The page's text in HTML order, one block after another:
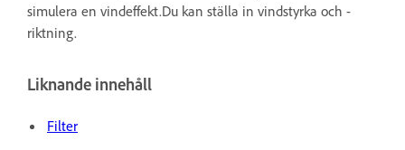
simulera en vindeffekt.Du kan ställa in vindstyrka och -
riktning.
Liknande innehåll
Filter